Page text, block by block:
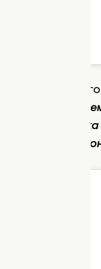
возможного
что у нее
"Отец ребенка
А сейчас